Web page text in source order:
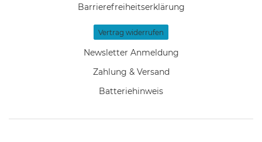
Barrierefreiheitserklärung
Vertrag widerrufen
Newsletter Anmeldung
Zahlung & Versand
Batteriehinweis